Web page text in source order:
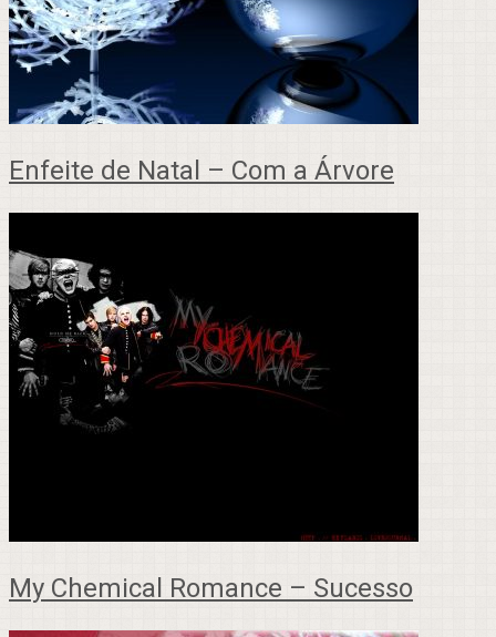
Enfeite de Natal – Com a Árvore
My Chemical Romance – Sucesso